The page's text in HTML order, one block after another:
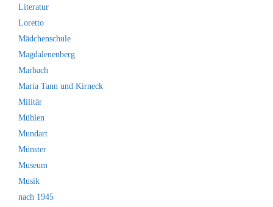
Literatur
Loretto
Mädchenschule
Magdalenenberg
Marbach
Maria Tann und Kirneck
Militär
Mühlen
Mundart
Münster
Museum
Musik
nach 1945